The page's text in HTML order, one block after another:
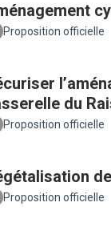
Proposition officielle
du
Proposition officielle
Proposition officielle